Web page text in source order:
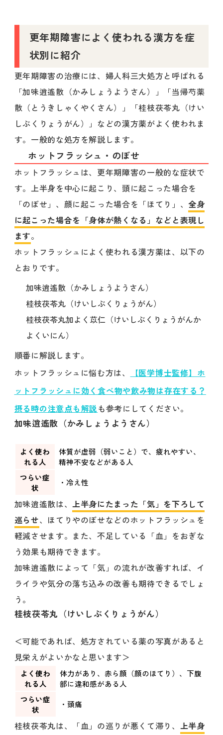
更年期障害によく使われる漢方を症
状別に紹介
更年期障害の治療には、婦人科三大処方と呼ばれる
「加味逍遙散（かみしょうようさん）」「当帰芍薬
散（とうきしゃくやくさん）」「桂枝茯苓丸（けい
しぶくりょうがん）」などの漢方薬がよく使われま
す。一般的な処方を解説します。
ホットフラッシュ・のぼせ
ホットフラッシュは、更年期障害の一般的な症状で
す。上半身を中心に起こり、頭に起こった場合を
「のぼせ」、顔に起こった場合を「ほてり」、全身
に起こった場合を「身体が熱くなる」などと表現し
ます。
ホットフラッシュによく使われる漢方薬は、以下の
とおりです。
加味逍遙散（かみしょうようさん）
桂枝茯苓丸（けいしぶくりょうがん）
桂枝茯苓丸加よく苡仁（けいしぶくりょうがんか
よくいにん）
順番に解説します。
ホットフラッシュに悩む方は、
【医学博士監修】ホ
ットフラッシュに効く食べ物や飲み物は存在する？
摂る時の注意点も解説も参考にしてください。
加味逍遙散（かみしょうようさん）
よく使わ
れる人
体質が虚弱（弱いこと）で、疲れやすい、
精神不安などがある人
つらい症
状
・冷え性
加味逍遙散は、上半身にたまった「気」を下ろして
巡らせ、ほてりやのぼせなどのホットフラッシュを
軽減させます。また、不足している「血」をおぎな
う効果も期待できます。
加味逍遙散によって「気」の流れが改善すれば、イ
ライラや気分の落ち込みの改善も期待できるでしょ
う。
桂枝茯苓丸（けいしぶくりょうがん）
＜可能であれば、処方されている薬の写真があると
見栄えがよいかなと思います＞
よく使わ
れる人
体力があり、赤ら顔（顔のほてり）、下腹
部に違和感がある人
つらい症
状
・頭痛
桂枝茯苓丸は、「血」の巡りが悪くて滞り、 上半身